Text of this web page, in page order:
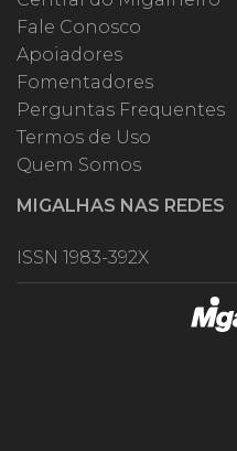
Fale Conosco
Apoiadores
Fomentadores
Perguntas Frequentes
Termos de Uso
Quem Somos
MIGALHAS NAS REDES
ISSN 1983-392X